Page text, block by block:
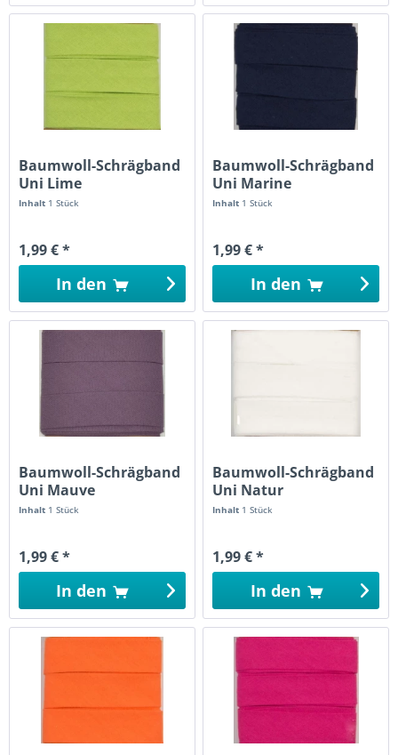
Baumwoll-Schrägband
Uni Lime
Inhalt 1 Stück
1,99 € *
In den
Baumwoll-Schrägband
Uni Marine
Inhalt 1 Stück
1,99 € *
In den
Baumwoll-Schrägband
Uni Mauve
Inhalt 1 Stück
1,99 € *
In den
Baumwoll-Schrägband
Uni Natur
Inhalt 1 Stück
1,99 € *
In den